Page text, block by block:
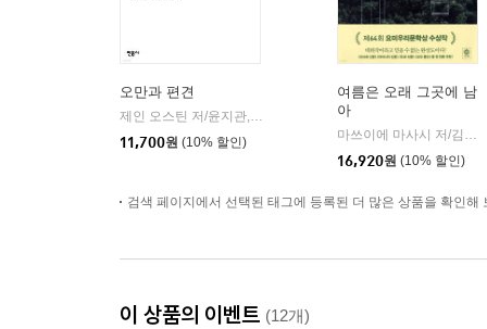
오만과 편견
제인 오스틴 저/윤지관,전승희 공역
민음사
11,700원 (10% 할인)
여름은 오래 그곳에 남
아
마쓰이에 마사시 저/김춘미 역
16,920원 (10% 할인)
검색 페이지에서 선택된 태그에 등록된 더 많은 상품을 확인해
이 상품의 이벤트 (12개)